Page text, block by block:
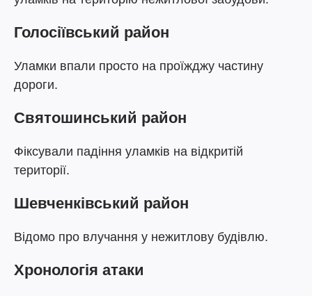
Голосіївський район
Уламки впали просто на проїжджу частину
дороги.
Святошинський район
Фіксували падіння уламків на відкритій
території.
Шевченківський район
Відомо про влучання у нежитлову будівлю.
Хронологія атаки